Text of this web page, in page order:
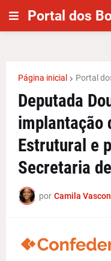
Portal dos
Página inicial Portal
Deputada
implantação
Estrutural e
Secretaria
por Camila